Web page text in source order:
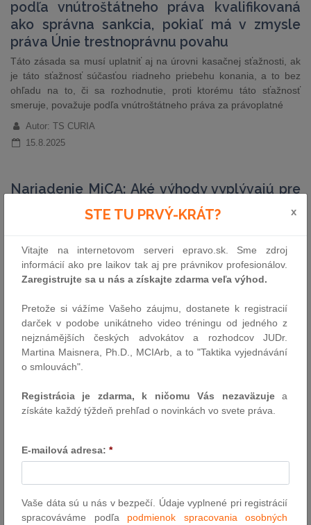
podľa vnútroštátneho práva kvalifikovaná
ako správna sankcia, pokiaľ má v zmysle
práva Únie trestnoprávnu povahu
Táto zásada sa musí uplatniť aj na úrovni kasačnej sťažnosti, ak
je táto sťažnosť súčasťou riadneho priebehu konania, a to bez
ohľadu na to, či sa rozhodnutie, proti ktorému táto sťažnosť
smeruje, považuje podľa vnútroštátneho práva za právoplatné
Autor: TS CURIA
15.8.2025
Nariadenie MiCA: Aké výhody vyplývajú pre
poskytovateľov služieb kryptoaktív?
zvýšenej ochrane investorov a ďalších výhodách, ktoré MiCA
prináša na európsky krypto trh.
14.8.2025
Štátny príslušník tretej krajiny, ktorý
neoprávnene vstúpi do Európskej únie,
nemôže byť sankcionovaný za napomáhanie
neoprávnenému vstupu len z dôvodu, že ho
vo vzťahu k dieťaťu
STE TU PRVÝ-KRÁT? x
Vitajte na internetovom serveri epravo.sk. Sme zdroj
informácií ako pre laikov tak aj pre právnikov profesionálov.
Zaregistrujte sa u nás a získajte zdarma veľa výhod.
Pretože si vážíme Vašeho záujmu, dostanete k registracií
darček v podobe unikátneho video tréningu od jedného z
nejznámějších českých advokátov a rozhodcov JUDr.
Martina Maisnera, Ph.D., MCIArb, a to "Taktika vyjednávání
o smlouvách".
Registrácia je zdarma, k ničomu Vás nezaväzujea
získáte každý týždeň prehľad o novinkách vo svete práva.
E-mailová adresa: *
Vaše dáta sú u nás v bezpečí. Údaje vyplnené pri registrácií
spracováváme podľa podmienok spracovania osobných